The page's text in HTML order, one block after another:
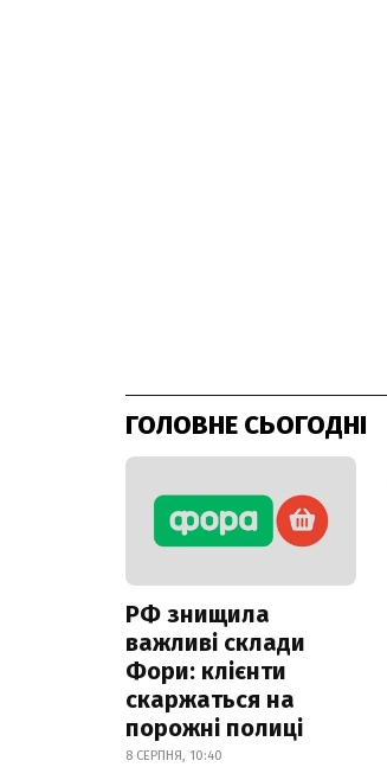
ГОЛОВНЕ СЬОГОДНІ
РФ знищила
важливі склади
Фори: клієнти
скаржаться на
порожні полиці
8 СЕРПНЯ, 10:40